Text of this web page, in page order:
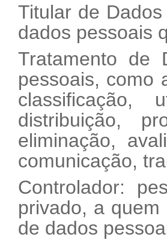
Titular de
dados pessoais
Tratamento de
pessoais, como
classificação,
distribuição,
eliminação,
comunicação,
Controlador:
privado, a
de dados